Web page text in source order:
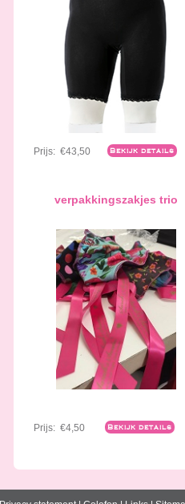
Prijs: €43,50 Bekijk details
verpakkingszakjes trio
Prijs: €4,50 Bekijk details